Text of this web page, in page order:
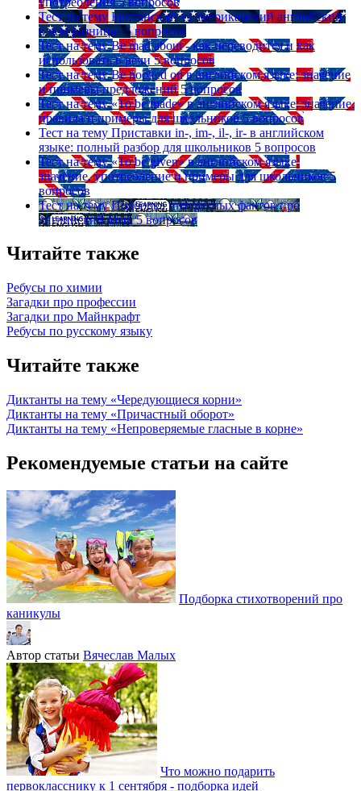
Тест на тему Британский vs американский английский:
в чем разница? 5 вопросов
Тест на тему Be mad about - как переводится и как
использовать в речи 5 вопросов
Тест на тему Be hooked on в английском языке: значение
и примеры предложений 5 вопросов
Тест на тему «To be made» в английском языке: значение,
правила и примеры для школьников 5 вопросов
Тест на тему Приставки in-, im-, il-, ir- в английском
языке: полный разбор для школьников 5 вопросов
Тест на тему «To be given» в английском языке:
значение, употребление и примеры для школьников 5
вопросов
Тест на тему Подборка интересных фактов про
английский язык 5 вопросов
Читайте также
Ребусы по химии
Загадки про профессии
Загадки про Майнкрафт
Ребусы по русскому языку
Читайте также
Диктанты на тему «Чередующиеся корни»
Диктанты на тему «Причастный оборот»
Диктанты на тему «Непроверяемые гласные в корне»
Рекомендуемые статьи на сайте
Подборка стихотворений про
каникулы
Автор статьи Вячеслав Малых
Что можно подарить
первокласснику к 1 сентября - подборка идей